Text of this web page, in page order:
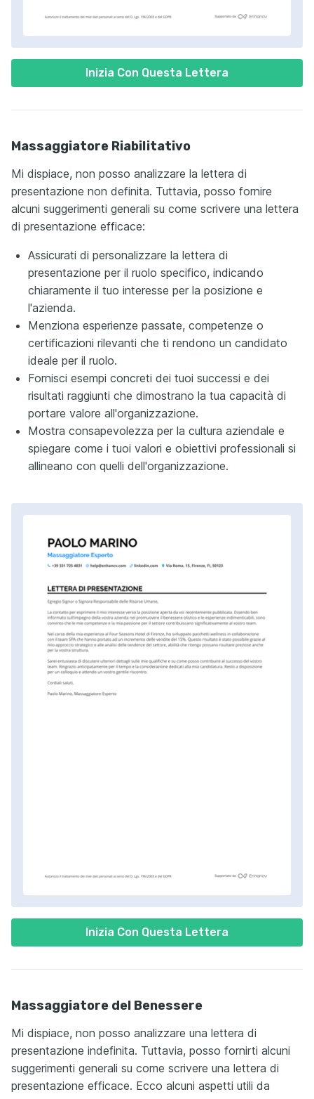
Inizia Con Questa Lettera
Inizia Con Questa Lettera
Massaggiatore Riabilitativo
Mi dispiace, non posso analizzare la lettera di
presentazione non definita. Tuttavia, posso fornire
alcuni suggerimenti generali su come scrivere una lettera
di presentazione efficace:
Assicurati di personalizzare la lettera di
presentazione per il ruolo specifico, indicando
chiaramente il tuo interesse per la posizione e
l'azienda.
Menziona esperienze passate, competenze o
certificazioni rilevanti che ti rendono un candidato
ideale per il ruolo.
Fornisci esempi concreti dei tuoi successi e dei
risultati raggiunti che dimostrano la tua capacità di
portare valore all'organizzazione.
Mostra consapevolezza per la cultura aziendale e
spiegare come i tuoi valori e obiettivi professionali si
allineano con quelli dell'organizzazione.
Massaggiatore del Benessere
Mi dispiace, non posso analizzare una lettera di
presentazione indefinita. Tuttavia, posso fornirti alcuni
suggerimenti generali su come scrivere una lettera di
presentazione efficace. Ecco alcuni aspetti utili da